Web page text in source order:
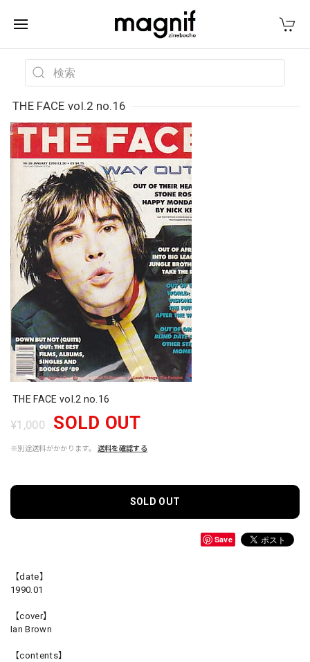
THE FACE vol.2 no.16
THE FACE vol.2 no.16
¥1,000 SOLD OUT
※別途送料がかかります。 送料を確認する
SOLD OUT
Save
【date】
1990.01
【cover】
Ian Brown
【contents】